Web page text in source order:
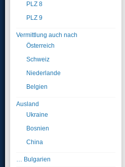
PLZ 8
PLZ 9
Vermittlung auch nach
Österreich
Schweiz
Niederlande
Belgien
Ausland
Ukraine
Bosnien
China
… Bulgarien